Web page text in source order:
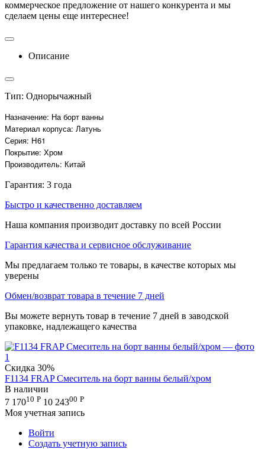
коммерческое предложение от нашего конкурента и мы
сделаем цены еще интереснее!
Описание
Тип: Однорычажный
Назначение: На борт ванны
Материал корпуса: Латунь
Серия: H61
Покрытие: Хром
Производитель: Китай
Гарантия: 3 года
Быстро и качественно доставляем
Наша компания производит доставку по всей России
Гарантия качества и сервисное обслуживание
Мы предлагаем только те товары, в качестве которых мы
уверены
Обмен/возврат товара в течение 7 дней
Вы можете вернуть товар в течение 7 дней в заводской
упаковке, надлежащего качества
Скидка 30%
F1134 FRAP Смеситель на борт ванны белый/хром
В наличии
7 17010 Р 10 24300 Р
Моя учетная запись
Войти
Создать учетную запись